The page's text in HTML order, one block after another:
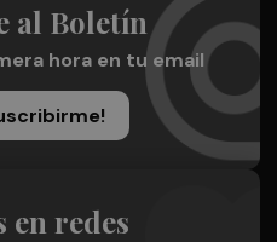
al Boletín
hora en tu email
en redes